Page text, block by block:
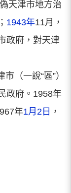
偽天津市地方治
； 1943年11月，
政府，對天津
（一說“區”）
政府。1958年
年1月2日 ，